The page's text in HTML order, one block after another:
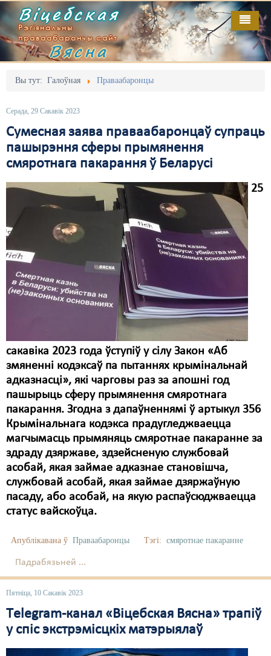
Віцебская
Рэгіянальны
праваабарончы сайт
Вясна
Вы тут: Галоўная Праваабаронцы
Серада, 29 Сакавік 2023
Сумесная заява праваабаронцаў супраць
пашырэння сферы прымянення
смяротнага пакарання ў Беларусі
25
сакавіка 2023 года ўступіў у сілу Закон «Аб
змяненні кодэксаў па пытаннях крымінальнай
адказнасці», які чарговы раз за апошні год
пашырыць сферу прымянення смяротнага
пакарання. Згодна з дапаўненнямі ў артыкул 356
Крымінальнага кодэкса прадугледжваецца
магчымасць прымяняць смяротнае пакаранне за
здраду дзяржаве, здзейсненую службовай
асобай, якая займае адказнае становішча,
службовай асобай, якая займае дзяржаўную
пасаду, або асобай, на якую распаўсюджваецца
статус вайскоўца.
Апублікавана ў Праваабаронцы Тэгі: смяротнае пакаранне
Падрабязьней ...
Пятніца, 10 Сакавік 2023
Тelegram-канал «Віцебская Вясна» трапіў
у спіс экстрэмісцкіх матэрыялаў
Галоўная
Адміністрацыйны перасьлед
Безбар'ернае асяродзьдзе
Выбары
Дыскрымінацыя
Затрыманьні
Карная псыхіятрыя
КПЧ ААН
Мігранты
Мірныя сходы
Палітвязьні
Праваабаронцы
Правы дзіцяці
Пэнітэнцыярная сыстэма
Распальваньне варожасьці
Рознае
Свабода слова
Свабода сумленьня
Суд
Сьмяротнае пакараньне
Выданьні
Кантакт
Пра нас